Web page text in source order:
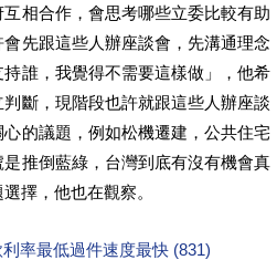
相合作，會思考哪些立委比較有助
先跟這些人辦座談會，先溝通理念
誰，我覺得不需要這樣做」，他希
斷，現階段也許就跟這些人辦座談
的議題，例如松機遷建，公共住宅
推倒藍綠，台灣到底有沒有機會真
擇，他也在觀察。
率最低過件速度最快 (831)